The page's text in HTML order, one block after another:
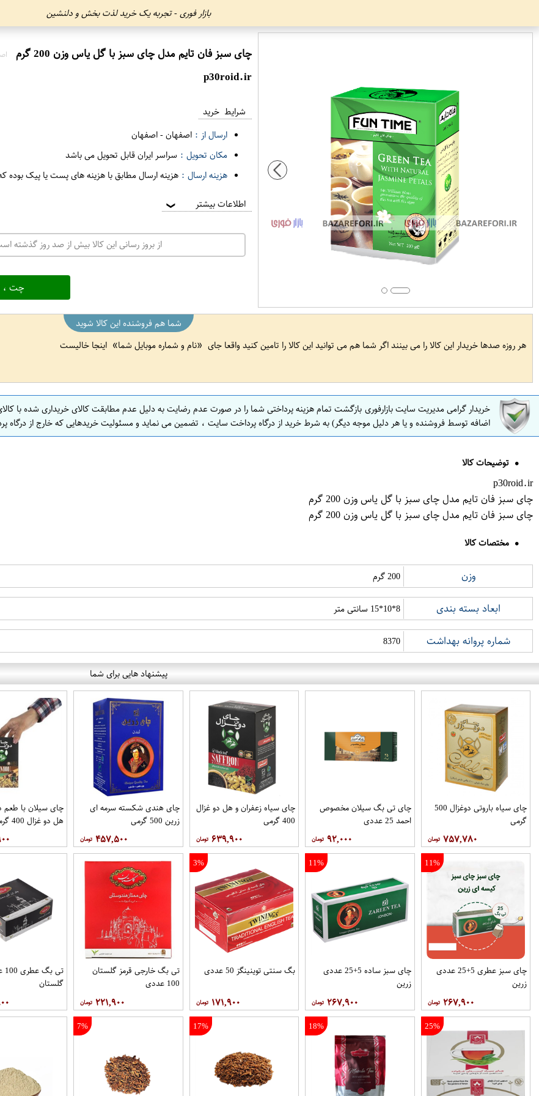
بازار فوری - تجربه یک خرید لذت بخش و دلنشین
چای سبز فان تایم مدل چای سبز با گل یاس وزن 200 گرم
p30roid.ir
شرایط خرید
ارسال از : اصفهان-اصفهان
مکان تحویل : سراسر ایران قابل تحویل می باشد
هزینه ارسال : هزینه ارسال مطابق با هزینه های پست یا پیک بوده
اطلاعات بیشتر ❯
از بروز رسانی این کالا بیش از صد روز گذشته
چت ،
شما هم فروشنده این کالا شوید
هر روزه صدها خریدار این کالا را می بینند اگر شما هم می توانید این کالا را تامین کنید واقعا جای
نام و شماره موبایل شما اینجا خالیست
خریدار گرامی مدیریت سایت بازارفوری بازگشت تمام هزینه پرداختی شما را در صورت عدم رضایت به دلیل عدم مطابقت کالای خریداری شده با
اضافه توسط فروشنده و یا هر دلیل موجه دیگر) به شرط خرید از درگاه پرداخت سایت ، تضمین می نماید و مسئولیت خریدهایی که خارج از درگاه
توضیحات کالا
p30roid.ir
چای سبز فان تایم مدل چای سبز با گل یاس وزن 200 گرم
چای سبز فان تایم مدل چای سبز با گل یاس وزن 200 گرم
مختصات کالا
وزن 200 گرم
ابعاد بسته بندی 8*10*15 سانتی متر
شماره پروانه بهداشت 8370
پیشنهاد هایی برای شما
چای سیاه باروتی دوغزال 500
گرمی
۷۵۷,۷۸۰
چای تی بگ سیلان مخصوص
احمد 25 عددی
۹۲,۰۰۰
چای سیاه زعفران و هل دو غزال
400 گرمی
۶۳۹,۹۰۰
چای هندی شکسته سرمه ای
زرین 500 گرمی
۴۵۷,۵۰۰
چای سیلان با طعم
هل دو غزال 400 گرمی
11%
چای سبز عطری 5+25 عددی
زرین
۲۶۷,۹۰۰
11%
چای سبز ساده 5+25 عددی
زرین
۲۶۷,۹۰۰
3%
بگ سنتی توینینگز 50 عددی
۱۷۱,۹۰۰
تی بگ خارجی قرمز گلستان
100 عددی
۲۲۱,۹۰۰
گلستان
25%
18%
17%
7%